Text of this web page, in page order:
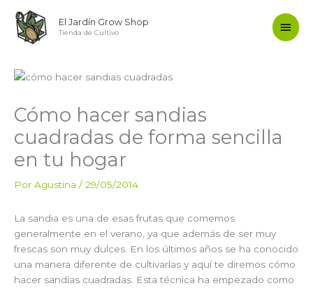
contenido
El Jardín Grow Shop
Tienda de Cultivo
Cómo hacer sandias
cuadradas de forma sencilla
en tu hogar
Por Agustina / 29/05/2014
La sandia es una de esas frutas que comemos
generalmente en el verano, ya que además de ser muy
frescas son muy dulces. En los últimos años se ha conocido
una manera diferente de cultivarlas y aquí te diremos cómo
hacer sandias cuadradas. Esta técnica ha empezado como